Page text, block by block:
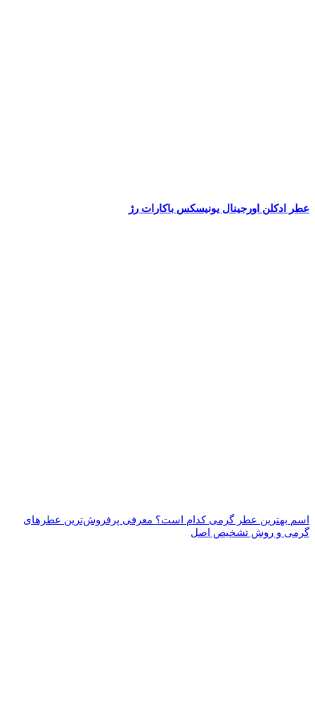
عطر ادکلن اورجینال یونیسکس باکارات رژ
اسم بهترین عطر گرمی کدام است؟ معرفی پرفروش‌ترین عطرهای
گرمی و روش تشخیص اصل